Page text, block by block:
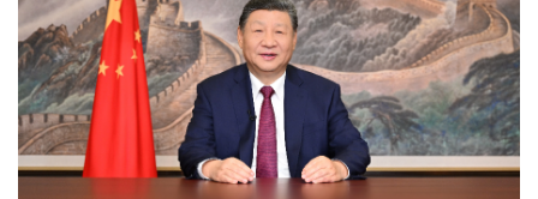
中华文化 核心价值 文化产业 文化事业
艺术百家
文化观察
智海钩沉
社会
社会治理 社会保障 城乡发展 民生建设